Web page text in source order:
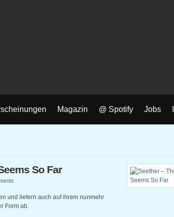
Magazin @ Spotify Jobs
So Far
und liefern auch auf ihrem nunmehr
Form ab.